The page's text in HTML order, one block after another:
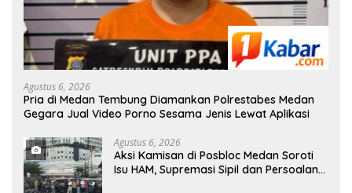
Agustus 6, 2026
Pria di Medan Tembung Diamankan Polrestabes Medan
Gegara Jual Video Porno Sesama Jenis Lewat Aplikasi
Agustus 6, 2026
Aksi Kamisan di Posbloc Medan Soroti
Isu HAM, Supremasi Sipil dan Persoalan